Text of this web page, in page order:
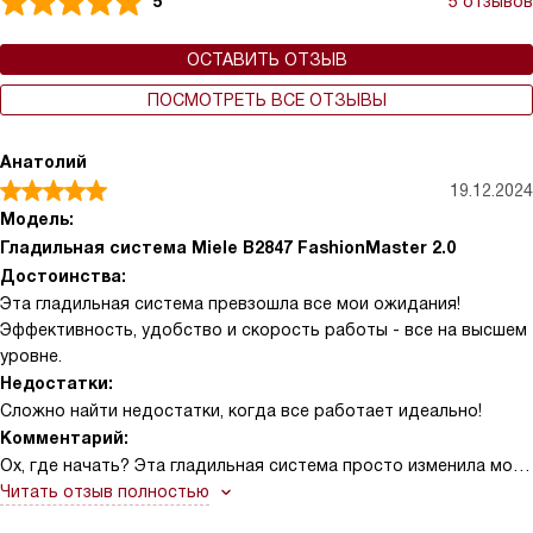
ОСТАВИТЬ ОТЗЫВ
ПОСМОТРЕТЬ ВСЕ ОТЗЫВЫ
Анатолий
19.12.2024
Модель:
Гладильная система Miele B2847 FashionMaster 2.0
Достоинства:
Эта гладильная система превзошла все мои ожидания!
Эффективность, удобство и скорость работы - все на высшем
уровне.
Недостатки:
Сложно найти недостатки, когда все работает идеально!
Комментарий:
Ох, где начать? Эта гладильная система просто изменила мою
жизнь! Помню, как раньше я тратил часы на глажку одежды,
Читать отзыв полностью